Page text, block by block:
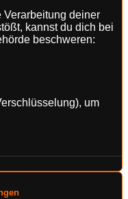
Verarbeitung deiner
kannst du dich bei
beschweren:
um